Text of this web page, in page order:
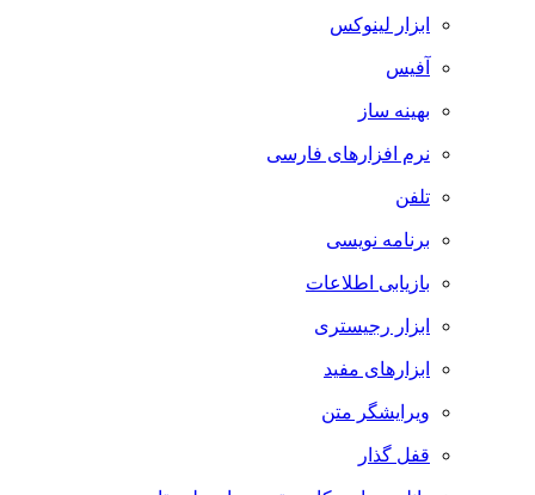
ابزار لینوکس
آفیس
بهینه ساز
نرم افزارهای فارسی
تلفن
برنامه نویسی
بازیابی اطلاعات
ابزار رجیستری
ابزارهای مفید
ویرایشگر متن
قفل گذار